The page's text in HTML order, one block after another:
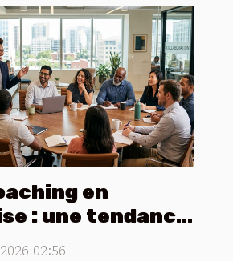
en
: une tendance
croissance
02:56